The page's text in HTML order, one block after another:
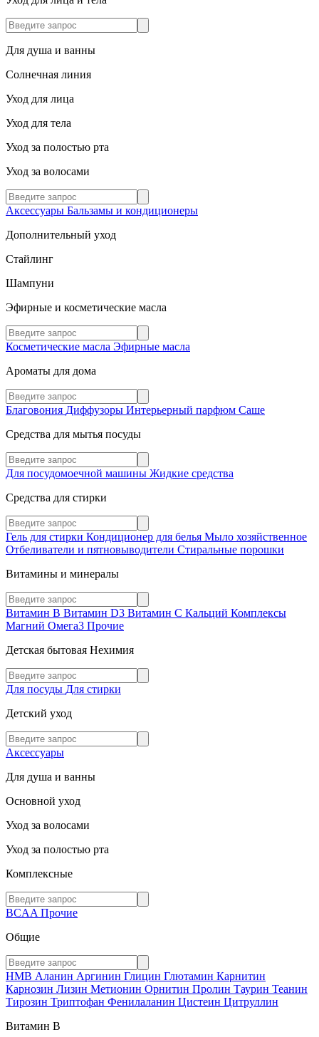
Для душа и ванны
Солнечная линия
Уход для лица
Уход для тела
Уход за полостью рта
Уход за волосами
Аксессуары Бальзамы и кондиционеры
Дополнительный уход
Стайлинг
Шампуни
Эфирные и косметические масла
Косметические масла Эфирные масла
Ароматы для дома
Благовония Диффузоры Интерьерный парфюм Саше
Средства для мытья посуды
Для посудомоечной машины Жидкие средства
Средства для стирки
Гель для стирки Кондиционер для белья Мыло хозяйственное
Отбеливатели и пятновыводители Стиральные порошки
Витамины и минералы
Витамин В Витамин D3 Витамин С Кальций Комплексы
Магний Омега3 Прочие
Детская бытовая Нехимия
Для посуды Для стирки
Детский уход
Аксессуары
Для душа и ванны
Основной уход
Уход за волосами
Уход за полостью рта
Комплексные
BCAA Прочие
Общие
HMB Аланин Аргинин Глицин Глютамин Карнитин
Карнозин Лизин Метионин Орнитин Пролин Таурин Теанин
Тирозин Триптофан Фенилаланин Цистеин Цитруллин
Витамин В